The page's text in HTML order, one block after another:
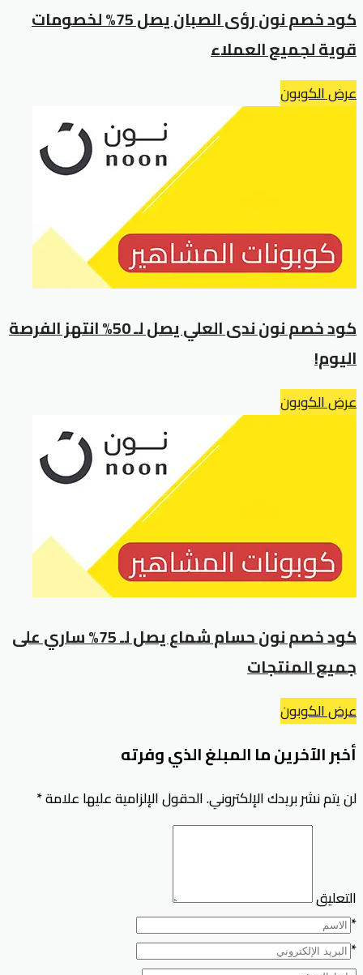
كود خصم نون رؤى الصبان يصل 75% لخصومات
قوية لجميع العملاء
عرض الكوبون
كود خصم نون ندى العلي يصل لـ 50% انتهز الفرصة
اليوم!
عرض الكوبون
كود خصم نون حسام شماع يصل لـ 75% ساري على
جميع المنتجات
عرض الكوبون
أخبر الآخرين ما المبلغ الذي وفرته
لن يتم نشر بريدك الإلكتروني.الحقول الإلزامية عليها علامة*
التعليق
*
*